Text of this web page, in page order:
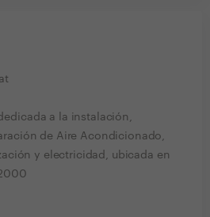
a la instalación,
de Aire Acondicionado,
y electricidad, ubicada en